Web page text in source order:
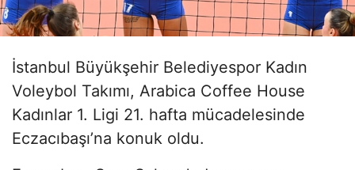
İstanbul Büyükşehir Belediyespor Kadın
Voleybol Takımı, Arabica Coffee House
Kadınlar 1. Ligi 21. hafta mücadelesinde
Eczacıbaşı’na konuk oldu.